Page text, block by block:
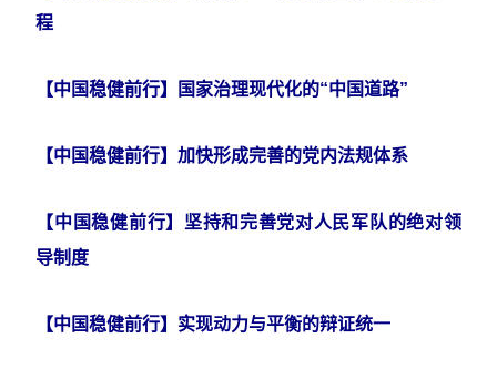
程
【中国稳健前行】国家治理现代化的“中国道路”
【中国稳健前行】加快形成完善的党内法规体系
【中国稳健前行】坚持和完善党对人民军队的绝对领
导制度
【中国稳健前行】实现动力与平衡的辩证统一